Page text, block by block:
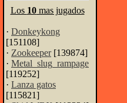
Los 10mas jugados
· Donkeykong
[151108]
· Zookeeper[139874]
· Metal_slug_rampage
[119252]
· Lanza gatos
[115821]